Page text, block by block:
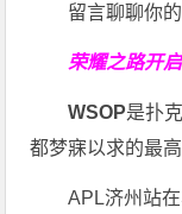
留言聊聊你
荣耀之路开
WSOP是扑
都梦寐以求的最高
APL济州站